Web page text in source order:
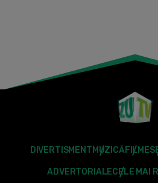
DIVERTISMENT MUZICĂFILME
ADVERTORIALECELE MAI